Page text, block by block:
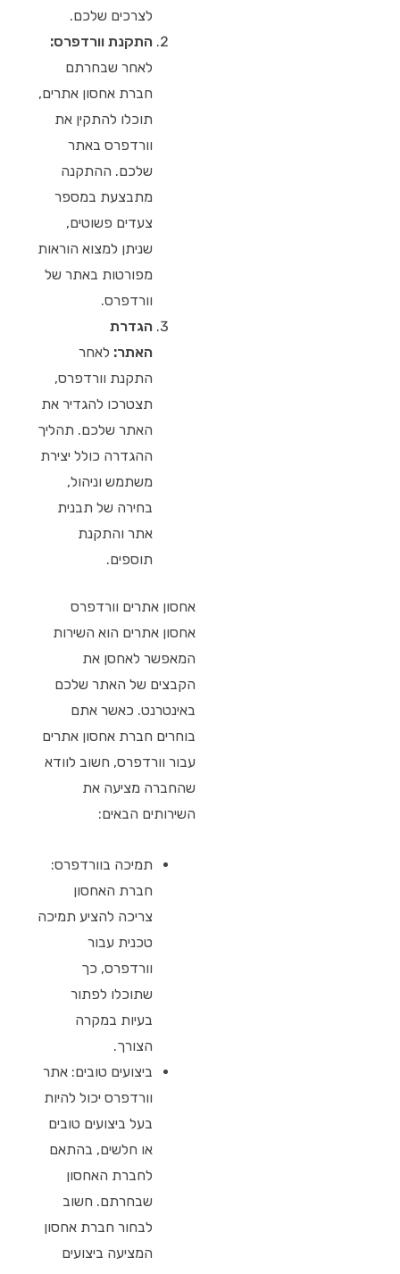
לצרכים שלכם.
התקנת וורדפרס:
לאחר שבחרתם
חברת אחסון אתרים,
תוכלו להתקין את
וורדפרס באתר
שלכם. ההתקנה
מתבצעת במספר
צעדים פשוטים,
שניתן למצוא הוראות
מפורטות באתר של
וורדפרס.
הגדרת
האתר: לאחר
התקנת וורדפרס,
תצטרכו להגדיר את
האתר שלכם. תהליך
ההגדרה כולל יצירת
משתמש וניהול,
בחירה של תבנית
אתר והתקנת
תוספים.
אחסון אתרים וורדפרס
אחסון אתרים הוא השירות
המאפשר לאחסן את
הקבצים של האתר שלכם
באינטרנט. כאשר אתם
בוחרים חברת אחסון אתרים
עבור וורדפרס, חשוב לוודא
שהחברה מציעה את
השירותים הבאים:
תמיכה בוורדפרס:
חברת האחסון
צריכה להציע תמיכה
טכנית עבור
וורדפרס, כך
שתוכלו לפתור
בעיות במקרה
הצורך.
ביצועים טובים: אתר
וורדפרס יכול להיות
בעל ביצועים טובים
או חלשים, בהתאם
לחברת האחסון
שבחרתם. חשוב
לבחור חברת אחסון
המציעה ביצועים